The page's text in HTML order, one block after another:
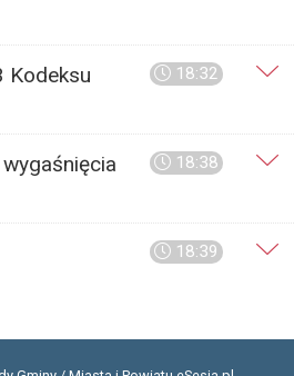
18:32
Kodeksu
18:38
18:39